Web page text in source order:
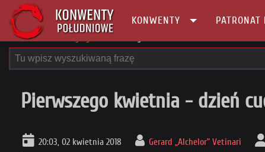
KONWENTY
Główna
Pierwszego kwietnia - dzień
20:03, 02 kwietnia 2018 Gerard „Alchelor” Vetinari